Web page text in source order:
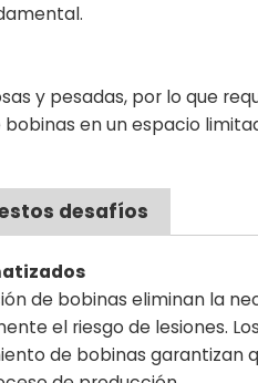
y pesadas, por lo que
en un espacio
desafíos
de bobinas eliminan la
el riesgo de lesiones.
de bobinas garantizan